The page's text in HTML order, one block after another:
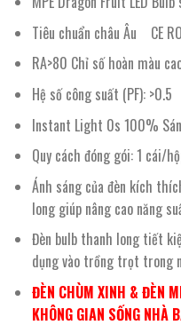
Tiêu chuẩn châu Âu CE
RA>80 Chỉ số hoàn màu
Hệ số công suất (PF): >0.5
Instant Light 0s 100%
Quy cách đóng gói: 1 cái/
Ánh sáng của đèn kích
long giúp nâng cao năng
Đèn bulb thanh long tiết
dụng vào trồng trọt trong
ĐÈN CHÙM XINH & ĐÈN
KHÔNG GIAN SỐNG NHÀ